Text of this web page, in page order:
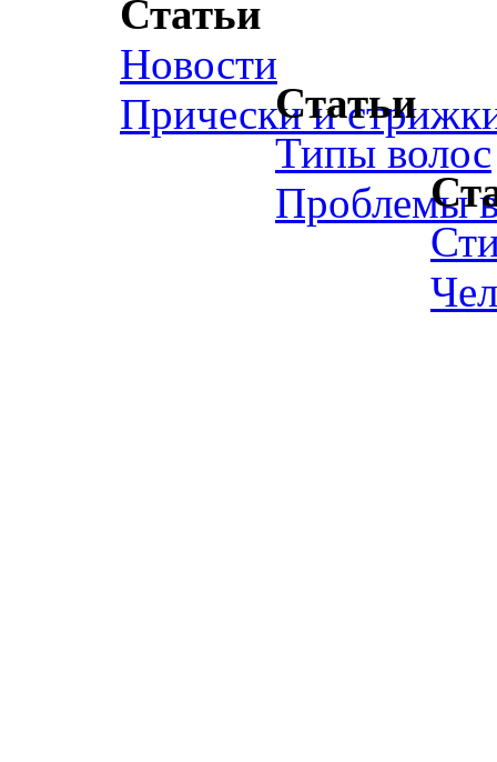
Статьи
Новости
Прически иСтатьи
Типы волос
Проблемы